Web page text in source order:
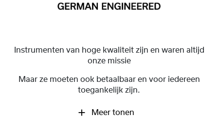
Instrumenten van hoge kwaliteit zijn en waren altijd
onze missie
Maar ze moeten ook betaalbaar en voor iedereen
toegankelijk zijn.
Meer tonen